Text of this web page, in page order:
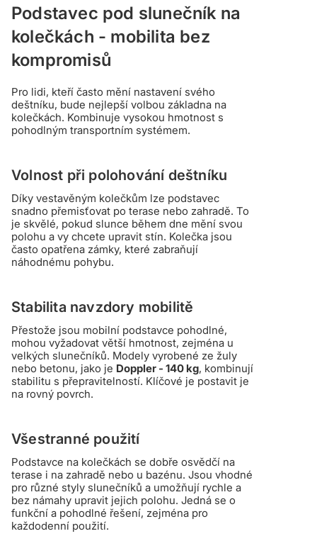
Podstavec pod slunečník na
kolečkách - mobilita bez
kompromisů
Pro lidi, kteří často mění nastavení svého
deštníku, bude nejlepší volbou základna na
kolečkách. Kombinuje vysokou hmotnost s
pohodlným transportním systémem.
Volnost při polohování deštníku
Díky vestavěným kolečkům lze podstavec
snadno přemisťovat po terase nebo zahradě. To
je skvělé, pokud slunce během dne mění svou
polohu a vy chcete upravit stín. Kolečka jsou
často opatřena zámky, které zabraňují
náhodnému pohybu.
Stabilita navzdory mobilitě
Přestože jsou mobilní podstavce pohodlné,
mohou vyžadovat větší hmotnost, zejména u
velkých slunečníků. Modely vyrobené ze žuly
nebo betonu, jako je Doppler - 140 kg, kombinují
stabilitu s přepravitelností. Klíčové je postavit je
na rovný povrch.
Všestranné použití
Podstavce na kolečkách se dobře osvědčí na
terase i na zahradě nebo u bazénu. Jsou vhodné
pro různé styly slunečníků a umožňují rychle a
bez námahy upravit jejich polohu. Jedná se o
funkční a pohodlné řešení, zejména pro
každodenní použití.